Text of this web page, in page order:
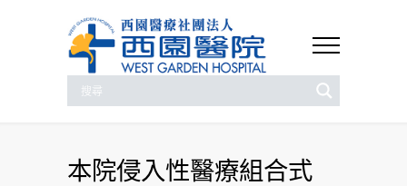
本院侵入性醫療組合式